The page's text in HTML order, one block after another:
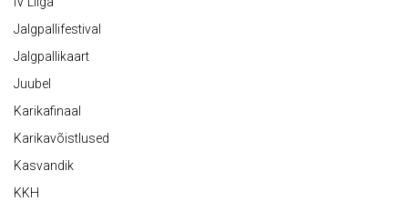
Jalgpallifestival
Jalgpallikaart
Juubel
Karikafinaal
Karikavõistlused
Kasvandik
KKH